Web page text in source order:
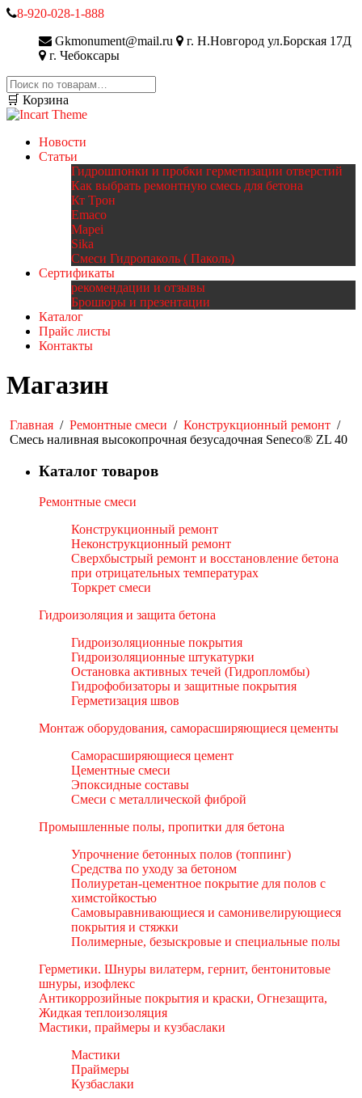
8-920-028-1-888
Gkmonument@mail.ru
г. Н.Новгород ул.Борская 17Д
г. Чебоксары
Искать:
🛒 Корзина
Новости
Статьи
Гидрошпонки и пробки герметизации отверстий
Как выбрать ремонтную смесь для бетона
Кт Трон
Emaco
Mapei
Sika
Смеси Гидропаколь ( Паколь)
Сертификаты
рекомендации и отзывы
Брошюры и презентации
Каталог
Прайс листы
Контакты
Магазин
Главная / Ремонтные смеси / Конструкционный ремонт /
Смесь наливная высокопрочная безусадочная Seneco® ZL 40
Каталог товаров
Ремонтные смеси
Конструкционный ремонт
Неконструкционный ремонт
Сверхбыстрый ремонт и восстановление бетона
при отрицательных температурах
Торкрет смеси
Гидроизоляция и защита бетона
Гидроизоляционные покрытия
Гидроизоляционные штукатурки
Остановка активных течей (Гидропломбы)
Гидрофобизаторы и защитные покрытия
Герметизация швов
Монтаж оборудования, саморасширяющиеся цементы
Саморасширяющиеся цемент
Цементные смеси
Эпоксидные составы
Смеси с металлической фиброй
Промышленные полы, пропитки для бетона
Упрочнение бетонных полов (топпинг)
Средства по уходу за бетоном
Полиуретан-цементное покрытие для полов с
химстойкостью
Самовыравнивающиеся и самонивелирующиеся
покрытия и стяжки
Полимерные, безыскровые и специальные полы
Герметики. Шнуры вилатерм, гернит, бентонитовые
шнуры, изофлекс
Антикоррозийные покрытия и краски, Огнезащита,
Жидкая теплоизоляция
Мастики, праймеры и кузбаслаки
Мастики
Праймеры
Кузбаслаки